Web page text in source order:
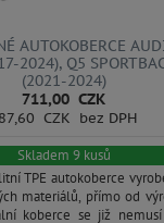
AUTOKOBERCE
2024), Q5
(2021-2024)
711,00 CZK
CZK bez DPH
Skladem 9 kusů
TPE autokoberce
materiálů, přímo od
koberce se již